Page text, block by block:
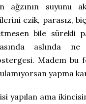
ağzının suyunu
ezik, parasız,
bile sürekli
aslında
Madem bu
yapma
yapılan ama